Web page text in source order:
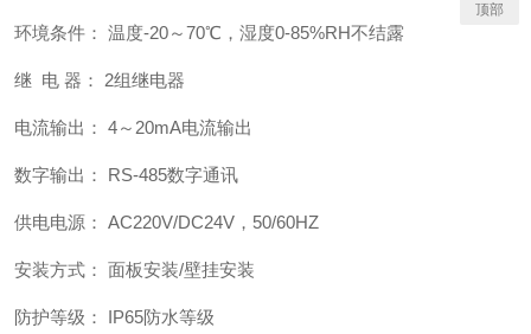
环境条件： 温度-20～70℃，湿度0-85%RH不结露
继 电 器： 2组继电器
电流输出： 4～20mA电流输出
数字输出： RS-485数字通讯
供电电源： AC220V/DC24V，50/60HZ
安装方式： 面板安装/壁挂安装
防护等级： IP65防水等级
顶部